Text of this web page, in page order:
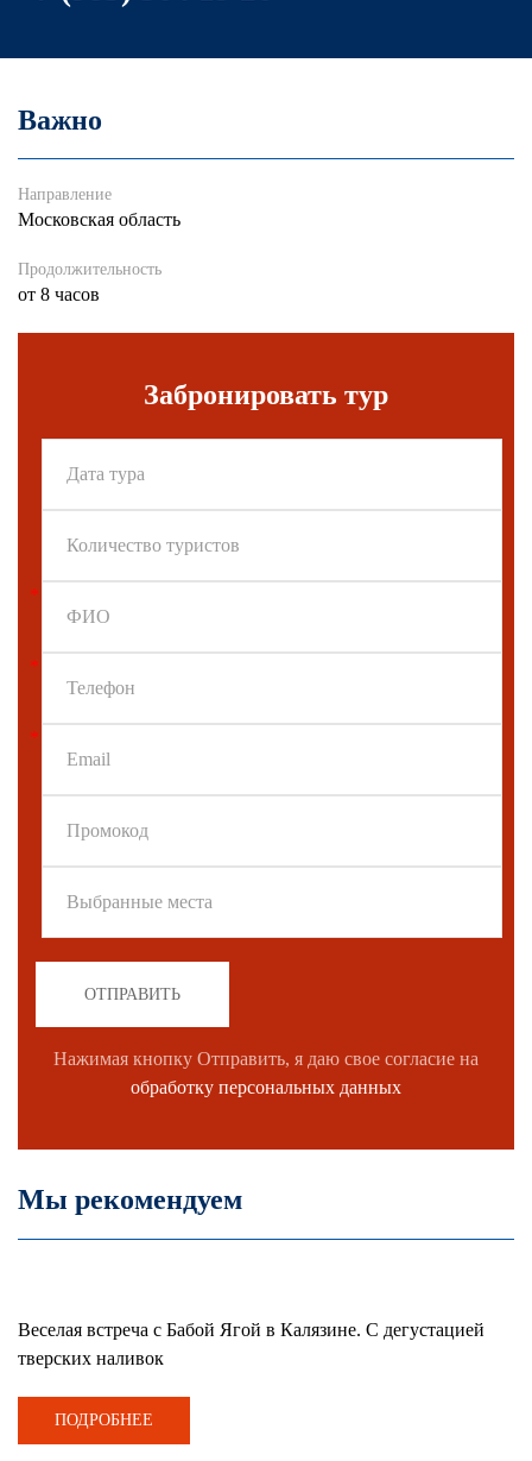
Важно
Направление
Московская область
Продолжительность
от 8 часов
Забронировать тур
*
*
*
ОТПРАВИТЬ
Нажимая кнопку Отправить, я даю свое согласие на
обработку персональных данных
Мы рекомендуем
Веселая встреча с Бабой Ягой в Калязине. С дегустацией
тверских наливок
ПОДРОБНЕЕ